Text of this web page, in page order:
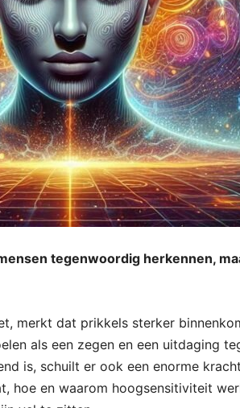
tegenwoordig herkennen,
merkt dat prikkels sterker
als een zegen en een uitdaging
is, schuilt er ook een enorme
hoe en waarom hoogsensitiviteit